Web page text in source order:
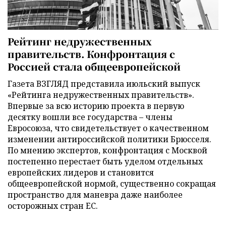
Рейтинг недружественных
правительств. Конфронтация с
Россией стала общеевропейской
Газета ВЗГЛЯД представила июльский выпуск
«Рейтинга недружественных правительств».
Впервые за всю историю проекта в первую
десятку вошли все государства – члены
Евросоюза, что свидетельствует о качественном
изменении антироссийской политики Брюсселя.
По мнению экспертов, конфронтация с Москвой
постепенно перестает быть уделом отдельных
европейских лидеров и становится
общеевропейской нормой, существенно сокращая
пространство для маневра даже наиболее
осторожных стран ЕС.